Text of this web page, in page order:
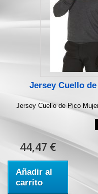
Jersey Cuello de
Jersey Cuello de Pico
44,47 €
Añadir al
carrito